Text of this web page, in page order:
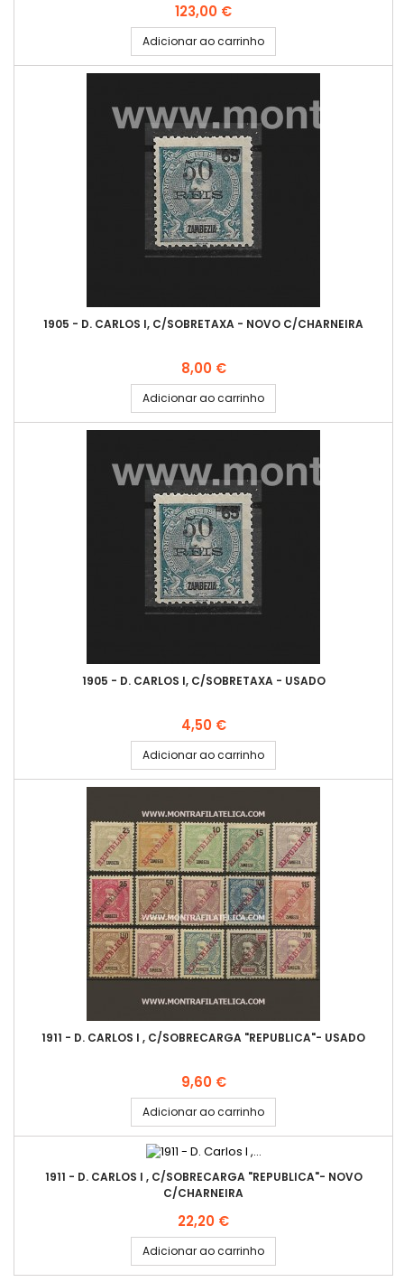
Preço
123,00 €
Adicionar ao carrinho
1905 - D. CARLOS I, C/SOBRETAXA - NOVO C/CHARNEIRA
Preço
8,00 €
Adicionar ao carrinho
1905 - D. CARLOS I, C/SOBRETAXA - USADO
Preço
4,50 €
Adicionar ao carrinho
1911 - D. CARLOS I , C/SOBRECARGA "REPUBLICA"- USADO
Preço
9,60 €
Adicionar ao carrinho
1911 - D. CARLOS I , C/SOBRECARGA "REPUBLICA"- NOVO
C/CHARNEIRA
Preço
22,20 €
Adicionar ao carrinho